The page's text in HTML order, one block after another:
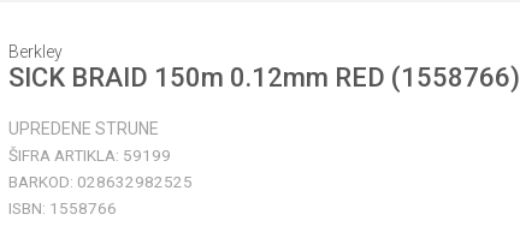
Berkley
SICK BRAID 150m 0.12mm RED (1558766)
UPREDENE STRUNE
ŠIFRA ARTIKLA: 59199
BARKOD: 028632982525
ISBN: 1558766